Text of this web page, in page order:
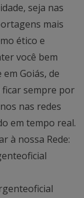
seja nas
mais
ético e
você bem
Goiás, de
ficar sempre por
nas redes
em tempo real.
à nossa Rede: